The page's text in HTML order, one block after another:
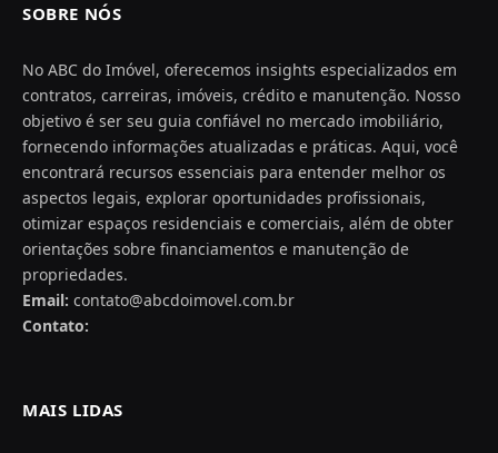
SOBRE NÓS
No ABC do Imóvel, oferecemos insights especializados em
contratos, carreiras, imóveis, crédito e manutenção. Nosso
objetivo é ser seu guia confiável no mercado imobiliário,
fornecendo informações atualizadas e práticas. Aqui, você
encontrará recursos essenciais para entender melhor os
aspectos legais, explorar oportunidades profissionais,
otimizar espaços residenciais e comerciais, além de obter
orientações sobre financiamentos e manutenção de
propriedades.
Email: contato@abcdoimovel.com.br
Contato:
MAIS LIDAS